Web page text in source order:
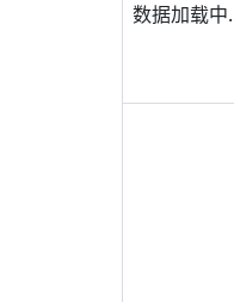
数据加载中